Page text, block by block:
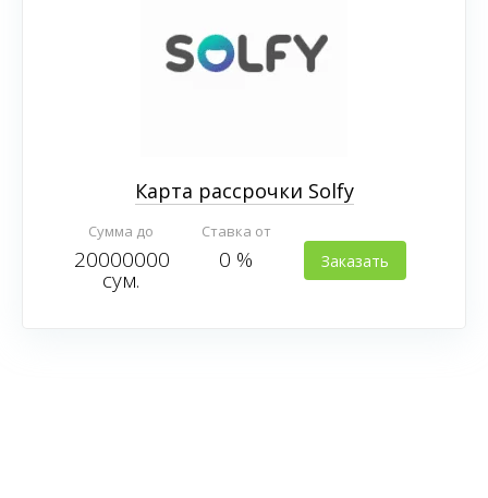
Карта рассрочки Solfy
Сумма до
20000000
сум.
Ставка от
0 %
Заказать
карту